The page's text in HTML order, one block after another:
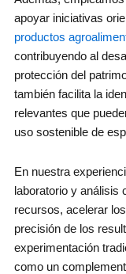
apoyar iniciativas
productos
contribuyendo al
protección del
también facilita la
relevantes que
uso sostenible de
En nuestra
laboratorio y análisis
recursos, acelerar
precisión de los
experimentación
como un